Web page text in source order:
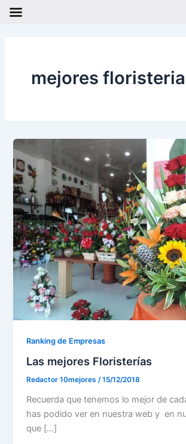
mejores
Ranking de Empresas
Las mejores Floristerías
Redactor 10mejores/15/12/2018
Recuerda que tenemos lo mejor de
has podido ver en nuestra web y en
que […]